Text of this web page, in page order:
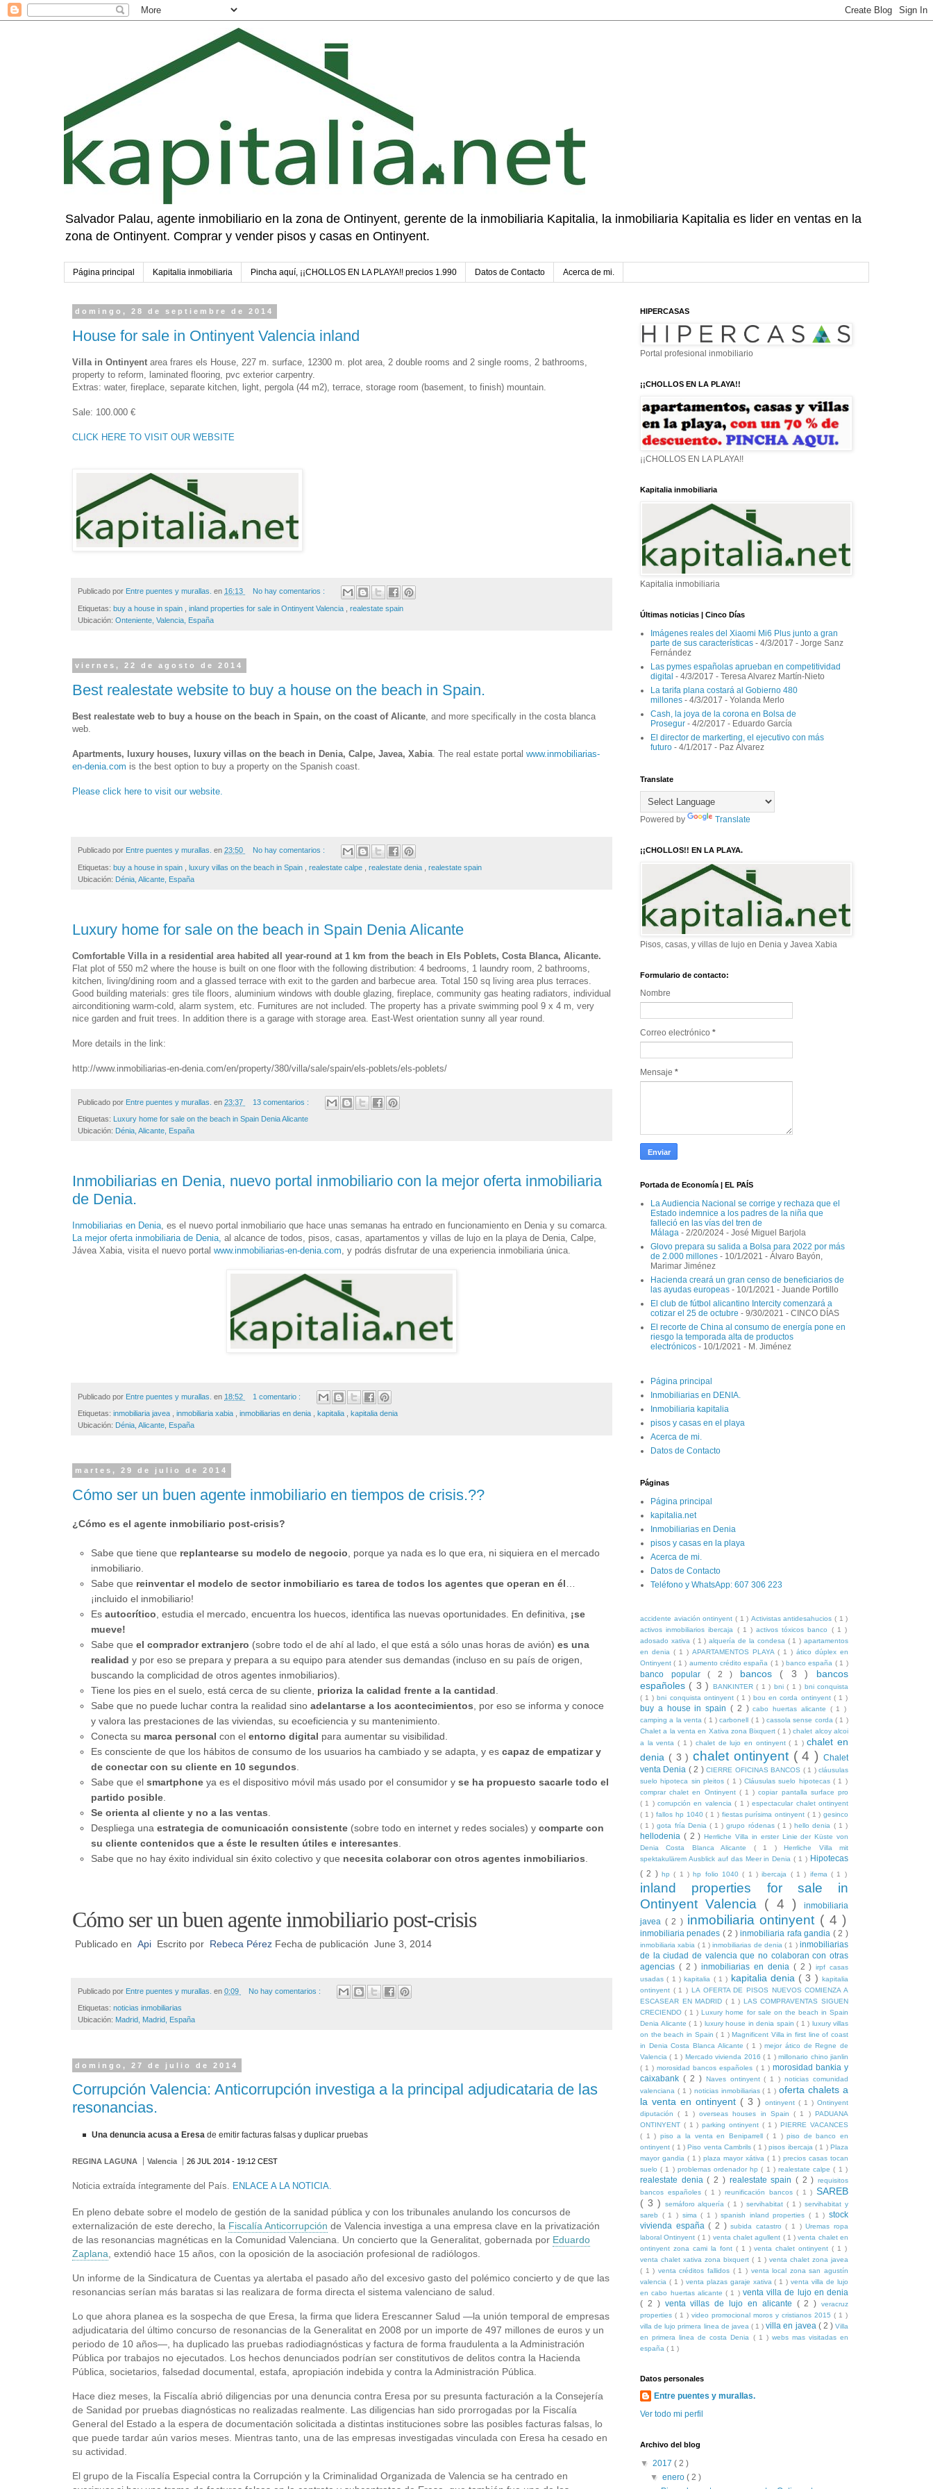
Salvador Palau, agente inmobiliario en la zona de Ontinyent, gerente de la inmobiliaria Kapitalia, la inmobiliaria Kapitalia es lider en ventas en la
zona de Ontinyent. Comprar y vender pisos y casas en Ontinyent.
Página principal Kapitalia inmobiliaria Pincha aquí, ¡¡CHOLLOS EN LA PLAYA!! precios 1.990 Datos de Contacto Acerca de mi.
domingo, 28 de septiembre de 2014
House for sale in Ontinyent Valencia inland
Villa in Ontinyent area frares els House, 227 m. surface, 12300 m. plot area, 2 double rooms and 2 single rooms, 2 bathrooms,
property to reform, laminated flooring, pvc exterior carpentry.
Extras: water, fireplace, separate kitchen, light, pergola (44 m2), terrace, storage room (basement, to finish) mountain.
Sale: 100.000 €
CLICK HERE TO VISIT OUR WEBSITE
Publicado por Entre puentes y murallas. en 16:13 No hay comentarios :
Etiquetas: buy a house in spain inland properties for sale in Ontinyent Valencia
realestate spain
Ubicación: Onteniente, Valencia, España
viernes, 22 de agosto de 2014
Best realestate website to buy a house on the beach in Spain.
Best realestate web to buy a house on the beach in Spain, on the coast of Alicante, and more specifically in the costa blanca
web.
Apartments, luxury houses, luxury villas on the beach in Denia, Calpe, Javea, Xabia. The real estate portal www.inmobiliarias-
en-denia.com is the best option to buy a property on the Spanish coast.
Please click here to visit our website.
Publicado por Entre puentes y murallas. en 23:50 No hay comentarios :
Etiquetas: buy a house in spain luxury villas on the beach in Spain realestate calpe realestate denia
realestate spain
Ubicación: Dénia, Alicante, España
Luxury home for sale on the beach in Spain Denia Alicante
Comfortable Villa in a residential area habited all year-round at 1 km from the beach in Els Poblets, Costa Blanca, Alicante.
Flat plot of 550 m2 where the house is built on one floor with the following distribution: 4 bedrooms, 1 laundry room, 2 bathrooms,
kitchen, living/dining room and a glassed terrace with exit to the garden and barbecue area. Total 150 sq living area plus terraces.
Good building materials: gres tile floors, aluminium windows with double glazing, fireplace, community gas heating radiators, individual
airconditioning warm-cold, alarm system, etc. Furnitures are not included. The property has a private swimming pool 9 x 4 m, very
nice garden and fruit trees. In addition there is a garage with storage area. East-West orientation sunny all year round.
More details in the link:
http://www.inmobiliarias-en-denia.com/en/property/380/villa/sale/spain/els-poblets/els-poblets/
Publicado por Entre puentes y murallas. en 23:37 13 comentarios :
Etiquetas:
Luxury home for sale on the beach in Spain Denia Alicante
Ubicación: Dénia, Alicante, España
Inmobiliarias en Denia, nuevo portal inmobiliario con la mejor oferta inmobiliaria
de Denia.
Inmobiliarias en Denia, es el nuevo portal inmobiliario que hace unas semanas ha entrado en funcionamiento en Denia y su comarca.
La mejor oferta inmobiliaria de Denia, al alcance de todos, pisos, casas, apartamentos y villas de lujo en la playa de Denia, Calpe,
Jávea Xabia, visita el nuevo portal www.inmobiliarias-en-denia.com, y podrás disfrutar de una experiencia inmobiliaria única.
Publicado por Entre puentes y murallas. en 18:52 1 comentario :
Etiquetas: inmobiliaria javea inmobiliaria xabia inmobiliarias en denia kapitalia
kapitalia denia
Ubicación: Dénia, Alicante, España
martes, 29 de julio de 2014
Cómo ser un buen agente inmobiliario en tiempos de crisis.??
¿Cómo es el agente inmobiliario post-crisis?
Sabe que tiene que replantearse su modelo de negocio , porque ya nada es lo que era, ni siquiera en el mercado
inmobiliario.
Sabe que reinventar el modelo de sector inmobiliario es tarea de todos los agentes que operan en él
¡incluido el inmobiliario!
Es autocrítico , estudia el mercado, encuentra los huecos, identifica las nuevas oportunidades. En definitiva, ¡se
mueve!
Sabe que el comprador extranjero (sobre todo el de ahí al lado, el que está a sólo unas horas de avión) es una
realidad y por eso se prepara y prepara a su equipo para atender sus demandas (incluso en su país de origen,
buscando la complicidad de otros agentes inmobiliarios).
Tiene los pies en el suelo, está cerca de su cliente, prioriza la calidad frente a la cantidad
Sabe que no puede luchar contra la realidad sino adelantarse a los acontecimientos , por eso se informa y conoce
y valora las prestaciones de las viviendas, su ecoeficiencia y su mantenimiento.
Conecta su marca personal con elentorno digital para aumentar su visibilidad.
Es consciente de que los hábitos de consumo de los usuarios ha cambiado y se adapta, y es capaz de empatizar y
de conectar con su cliente en 10 segundos
Sabe que el smartphoneya es el dispositivo móvil más usado por el consumidor y se ha propuesto sacarle todo el
partido posible.
Se orienta al cliente y no a las ventas
Despliega una estrategia de comunicación consistente(sobre todo en internet y redes sociales) y comparte con
su cliente contenidos que a éste le resulten útiles e interesantes
Sabe que no hay éxito individual sin éxito colectivo y que necesita colaborar con otros agentes inmobiliarios
Cómo ser un buen agente inmobiliario post-crisis
Publicado en Api Escrito por Rebeca Pérez Fecha de publicación June 3, 2014
Publicado por Entre puentes y murallas. en 0:09 No hay comentarios :
Etiquetas: noticias inmobiliarias
Ubicación: Madrid, Madrid, España
domingo, 27 de julio de 2014
Corrupción Valencia: Anticorrupción investiga a la principal adjudicataria de las
resonancias.
Una denuncia acusa a Eresa de emitir facturas falsas y duplicar pruebas
REGINA LAGUNA Valencia 26 JUL 2014 - 19:12 CEST
Noticia extraída íntegramente del País. ENLACE A LA NOTICIA.
En pleno debate sobre el modelo de gestión de la sanidad pública y con los tribunales anulando los concursos de
externalización de este derecho, la Fiscalía Anticorrupción de Valencia investiga a una empresa clave en la privatización
de las resonancias magnéticas en la Comunidad Valenciana. Un concierto que la Generalitat, gobernada por Eduardo
Zaplana , extendió hace 15 años, con la oposición de la asociación profesional de radiólogos.
Un informe de la Sindicatura de Cuentas ya alertaba el pasado año del excesivo gasto del polémico concierto y de que las
resonancias serían más baratas si las realizara de forma directa el sistema valenciano de salud.
Lo que ahora planea es la sospecha de que Eresa, la firma que lidera Erescanner Salud —la unión temporal de empresas
adjudicataria del último concurso de resonancias de la Generalitat en 2008 por un importe de 497 millones de euros y un
periodo de 10 años—, ha duplicado las pruebas radiodiagnósticas y factura de forma fraudulenta a la Administración
Pública por trabajos no ejecutados. Los hechos denunciados podrían ser constitutivos de delitos contra la Hacienda
Pública, societarios, falsedad documental, estafa, apropiación indebida y contra la Administración Pública.
Hace diez meses, la Fiscalía abrió diligencias por una denuncia contra Eresa por su presunta facturación a la Consejería
de Sanidad por pruebas diagnósticas no realizadas realmente. Las diligencias han sido prorrogadas por la Fiscalía
General del Estado a la espera de documentación solicitada a distintas instituciones sobre las posibles facturas falsas, lo
que puede tardar aún varios meses. Mientras tanto, una de las empresas investigadas vinculada con Eresa ha cesado en
su actividad.
El grupo de la Fiscalía Especial contra la Corrupción y la Criminalidad Organizada de Valencia se ha centrado en
HIPERCASAS
Portal profesional inmobiliario
¡¡CHOLLOS EN LA PLAYA!!
¡¡CHOLLOS EN LA PLAYA!!
Kapitalia inmobiliaria
Kapitalia inmobiliaria
Últimas noticias | Cinco Días
Imágenes reales del Xiaomi Mi6 Plus junto a gran
parte de sus características - 4/3/2017 - Jorge Sanz
Fernández
Las pymes españolas aprueban en competitividad
digital - 4/3/2017 - Teresa Alvarez Martín-Nieto
La tarifa plana costará al Gobierno 480
millones - 4/3/2017 - Yolanda Merlo
Cash, la joya de la corona en Bolsa de
Prosegur - 4/2/2017 - Eduardo García
El director de markerting, el ejecutivo con más
futuro - 4/1/2017 - Paz Álvarez
Translate
Powered by Translate
¡¡CHOLLOS!! EN LA PLAYA.
Pisos, casas, y villas de lujo en Denia y Javea Xabia
Formulario de contacto:
Nombre
Correo electrónico *
Mensaje *
Portada de Economía | EL PAÍS
La Audiencia Nacional se corrige y rechaza que el
Estado indemnice a los padres de la niña que
falleció en las vías del tren de
Málaga - 2/20/2024 - José Miguel Barjola
Glovo prepara su salida a Bolsa para 2022 por más
de 2.000 millones - 10/1/2021 - Álvaro Bayón,
Marimar Jiménez
Hacienda creará un gran censo de beneficiarios de
las ayudas europeas - 10/1/2021 - Juande Portillo
El club de fútbol alicantino Intercity comenzará a
cotizar el 25 de octubre - 9/30/2021 - CINCO DÍAS
El recorte de China al consumo de energía pone en
riesgo la temporada alta de productos
electrónicos - 10/1/2021 - M. Jiménez
Página principal
Inmobiliarias en DENIA.
Inmobiliaria kapitalia
pisos y casas en el playa
Acerca de mi.
Datos de Contacto
Páginas
Página principal
kapitalia.net
Inmobiliarias en Denia
pisos y casas en la playa
Acerca de mi.
Datos de Contacto
Teléfono y WhatsApp: 607 306 223
accidente aviación ontinyent ( 1 ) Activistas antidesahucios( 1 )
activos inmobiliarios ibercaja ( 1 ) activos tóxicos banco ( 1 )
adosado xativa ( 1 )alquería de la condesa ( 1 )apartamentos
en denia ( 1 ) APARTAMENTOS PLAYA ( 1 ) ático dúplex en
Ontinyent( 1 ) aumento crédito españa ( 1 ) banco españa ( 1 )
banco popular( 2 ) bancos ( 3 ) bancos
españoles ( 3 ) BANKINTER( 1 ) bni( 1 ) bni conquista
( 1 ) bni conquista ontinyent ( 1 ) bou en corda ontinyent ( 1 )
buy a house in spain ( 2 )cabo huertas alicante ( 1 )
camping a la venta( 1 )carbonell ( 1 ) cassola sense corda ( 1 )
Chalet a la venta en Xativa zona Bixquert( 1 )chalet alcoy alcoi
a la venta ( 1 ) chalet de lujo en ontinyent( 1 )chalet en
denia ( 3 )chalet ontinyent ( 4 )Chalet
venta Denia ( 2 )CIERRE OFICINAS BANCOS ( 1 )cláusulas
suelo hipoteca sin pleitos( 1 )Cláusulas suelo hipotecas( 1 )
comprar chalet en Ontinyent ( 1 )copiar pantalla surface pro
( 1 )corrupción en valencia( 1 )espectacular chalet ontinyent
( 1 )fallos hp 1040( 1 ) fiestas purísima ontinyent ( 1 )gesinco
( 1 )gota fría Denia ( 1 )grupo ródenas ( 1 ) hello denia ( 1 )
hellodenia ( 2 )Herrliche Villa in erster Linie der Küste von
Denia Costa Blanca Alicante ( 1 ) Herrliche Villa mit
spektakulärem Ausblick auf das Meer in Denia( 1 ) Hipotecas
( 2 ) hp( 1 ) hp folio 1040( 1 )ibercaja ( 1 ) ifema( 1 )
inland properties for sale in
Ontinyent Valencia ( 4 )inmobiliaria
javea ( 2 ) inmobiliaria ontinyent ( 4 )
inmobiliaria penades ( 2 )inmobiliaria rafa gandia ( 2 )
inmobiliaria xabia ( 1 )inmobiliarias de denia( 1 ) inmobiliarias
de la ciudad de valencia que no colaboran con otras
agencias ( 2 )inmobiliarias en denia ( 2 )irpf casas
usadas( 1 ) kapitalia ( 1 ) kapitalia denia ( 3 )kapitalia
ontinyent ( 1 ) LA OFERTA DE PISOS NUEVOS COMIENZA A
ESCASEAR EN MADRID ( 1 ) LAS COMPRAVENTAS SIGUEN
CRECIENDO( 1 ) Luxury home for sale on the beach in Spain
Denia Alicante ( 1 ) luxury house in denia spain ( 1 ) luxury villas
on the beach in Spain( 1 ) Magnificent Villa in first line of coast
in Denia Costa Blanca Alicante( 1 )mejor ático de Regne de
Valencia( 1 ) Mercado vivienda 2016 ( 1 )millonario chino jianlin
( 1 )morosidad bancos españoles ( 1 ) morosidad bankia y
caixabank ( 2 ) Naves ontinyent( 1 )noticias comunidad
valenciana ( 1 ) noticias inmobiliarias( 1 )oferta chalets a
la venta en ontinyent ( 3 ) ontinyent ( 1 ) Ontinyent
diputación( 1 )overseas houses in Spain( 1 ) PADUANA
ONTINYENT ( 1 )parking ontinyent ( 1 ) PIERRE VACANCES
( 1 ) piso a la venta en Beniparrell( 1 )piso de banco en
ontinyent( 1 ) Piso venta Cambrils( 1 )pisos ibercaja( 1 ) Plaza
mayor gandia ( 1 )plaza mayor xátiva ( 1 )precios casas tocan
suelo( 1 ) problemas ordenador hp( 1 )realestate calpe( 1 )
realestate denia( 2 ) realestate spain ( 2 )requisitos
bancos españoles( 1 )reunificación bancos( 1 )SAREB
( 3 )
semáforo alquería( 1 ) servihabitat ( 1 )servihabitat y
sareb ( 1 ) sima( 1 )spanish inland properties( 1 )stock
vivienda españa( 2 )subida catastro( 1 )Uremas ropa
laboral Ontinyent ( 1 ) venta chalet agullent ( 1 )venta chalet en
ontinyent zona cami la font ( 1 )venta chalet ontinyent( 1 )
venta chalet xativa zona bixquert( 1 ) venta chalet zona javea
( 1 ) venta créditos fallidos ( 1 ) venta local zona san agustín
valencia ( 1 ) venta plazas garaje xativa( 1 )venta villa de lujo
en cabo huertas alicante ( 1 ) venta villa de lujo en denia
( 2 ) venta villas de lujo en alicante ( 2 )
veracruz
properties ( 1 ) video promocional moros y cristianos 2015 ( 1 )
villa de lujo primera linea de javea ( 1 )villa en javea ( 2 ) Villa
en primera linea de costa Denia ( 1 ) webs mas visitadas en
españa ( 1 )
Datos personales
Entre puentes y murallas.
Ver todo mi perfil
Archivo del blog
▼ 2017 ( 2 )
▼enero( 2 )